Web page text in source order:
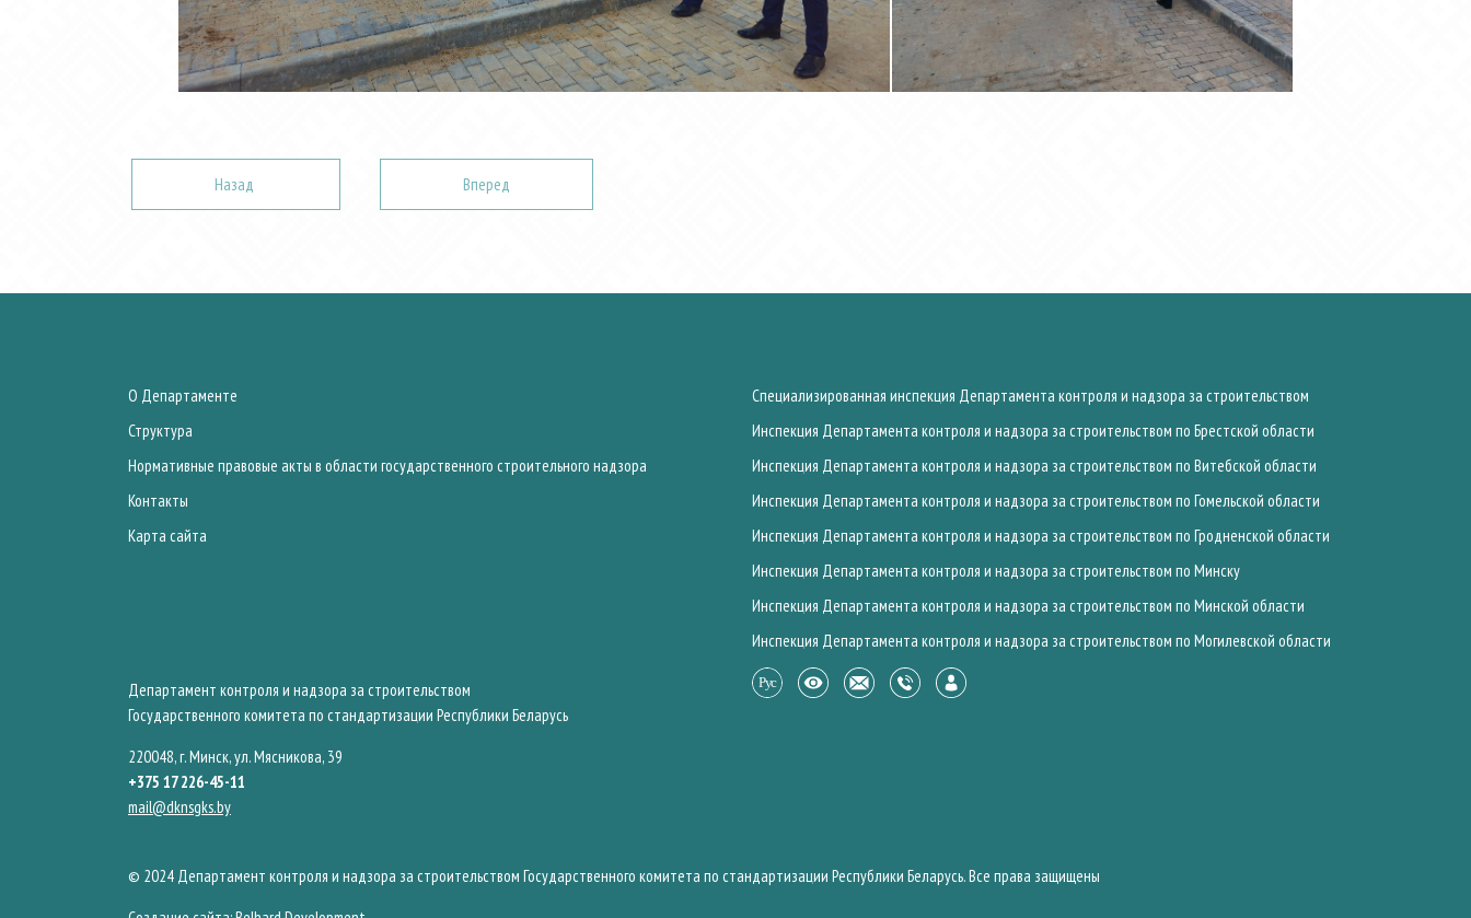
Назад Вперед
О Департаменте
Структура
Нормативные правовые акты в области государственного строительного надзора
Контакты
Карта сайта
Специализированная инспекция Департамента контроля и надзора за строительством
Инспекция Департамента контроля и надзора за строительством по Брестской области
Инспекция Департамента контроля и надзора за строительством по Витебской области
Инспекция Департамента контроля и надзора за строительством по Гомельской области
Инспекция Департамента контроля и надзора за строительством по Гродненской области
Инспекция Департамента контроля и надзора за строительством по Минску
Инспекция Департамента контроля и надзора за строительством по Минской области
Инспекция Департамента контроля и надзора за строительством по Могилевской области
Департамент контроля и надзора за строительством
Государственного комитета по стандартизации Республики Беларусь
220048, г. Минск, ул. Мясникова, 39
+375 17 226-45-11
mail@dknsgks.by
© 2024 Департамент контроля и надзора за строительством Государственного комитета по стандартизации Республики Беларусь. Все права защищены